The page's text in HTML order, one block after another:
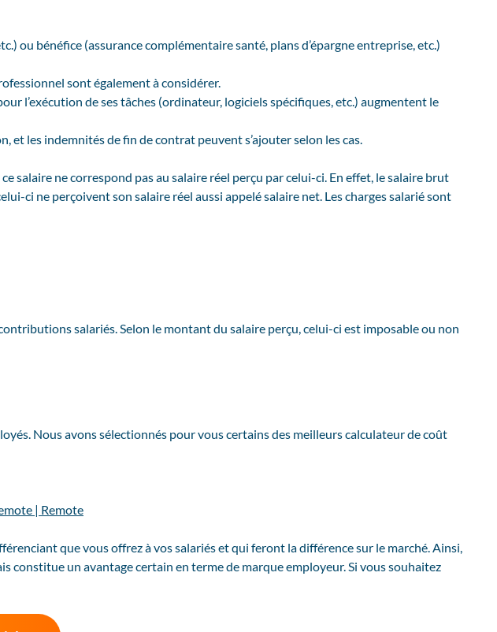
ou bénéfice (assurance complémentaire santé, plans d’épargne entreprise, etc.)
sont également à considérer.
l’exécution de ses tâches (ordinateur, logiciels spécifiques, etc.) augmentent le
et les indemnités de fin de contrat peuvent s’ajouter selon les cas.
salaire ne correspond pas au salaire réel perçu par celui-ci. En effet, le salaire brut
ci ne perçoivent son salaire réel aussi appelé salaire net. Les charges salarié sont
salariés. Selon le montant du salaire perçu, celui-ci est imposable ou non
Nous avons sélectionnés pour vous certains des meilleurs calculateur de coût
| Remote
que vous offrez à vos salariés et qui feront la différence sur le marché. Ainsi,
un avantage certain en terme de marque employeur. Si vous souhaitez